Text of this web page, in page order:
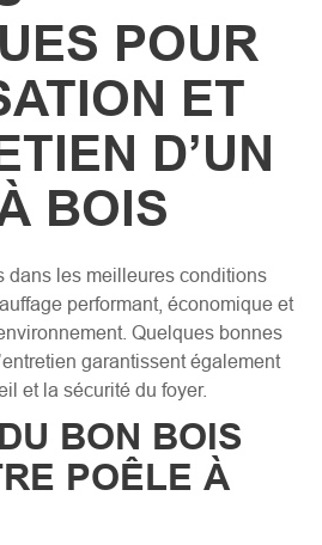
POUR
ET
D’UN
BOIS
dans les meilleures conditions
performant, économique et
Quelques bonnes
garantissent également
et la sécurité du foyer.
BON BOIS
POÊLE À